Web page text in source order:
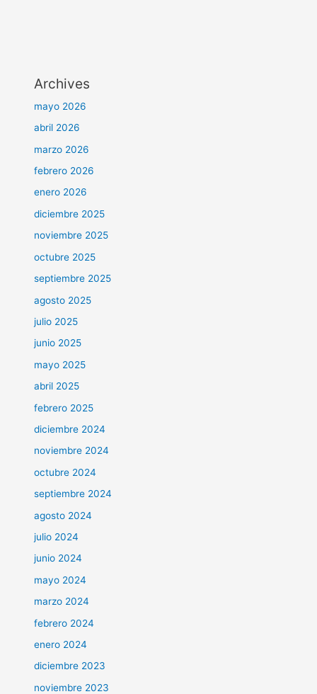
Archives
mayo 2026
abril 2026
marzo 2026
febrero 2026
enero 2026
diciembre 2025
noviembre 2025
octubre 2025
septiembre 2025
agosto 2025
julio 2025
junio 2025
mayo 2025
abril 2025
febrero 2025
diciembre 2024
noviembre 2024
octubre 2024
septiembre 2024
agosto 2024
julio 2024
junio 2024
mayo 2024
marzo 2024
febrero 2024
enero 2024
diciembre 2023
noviembre 2023